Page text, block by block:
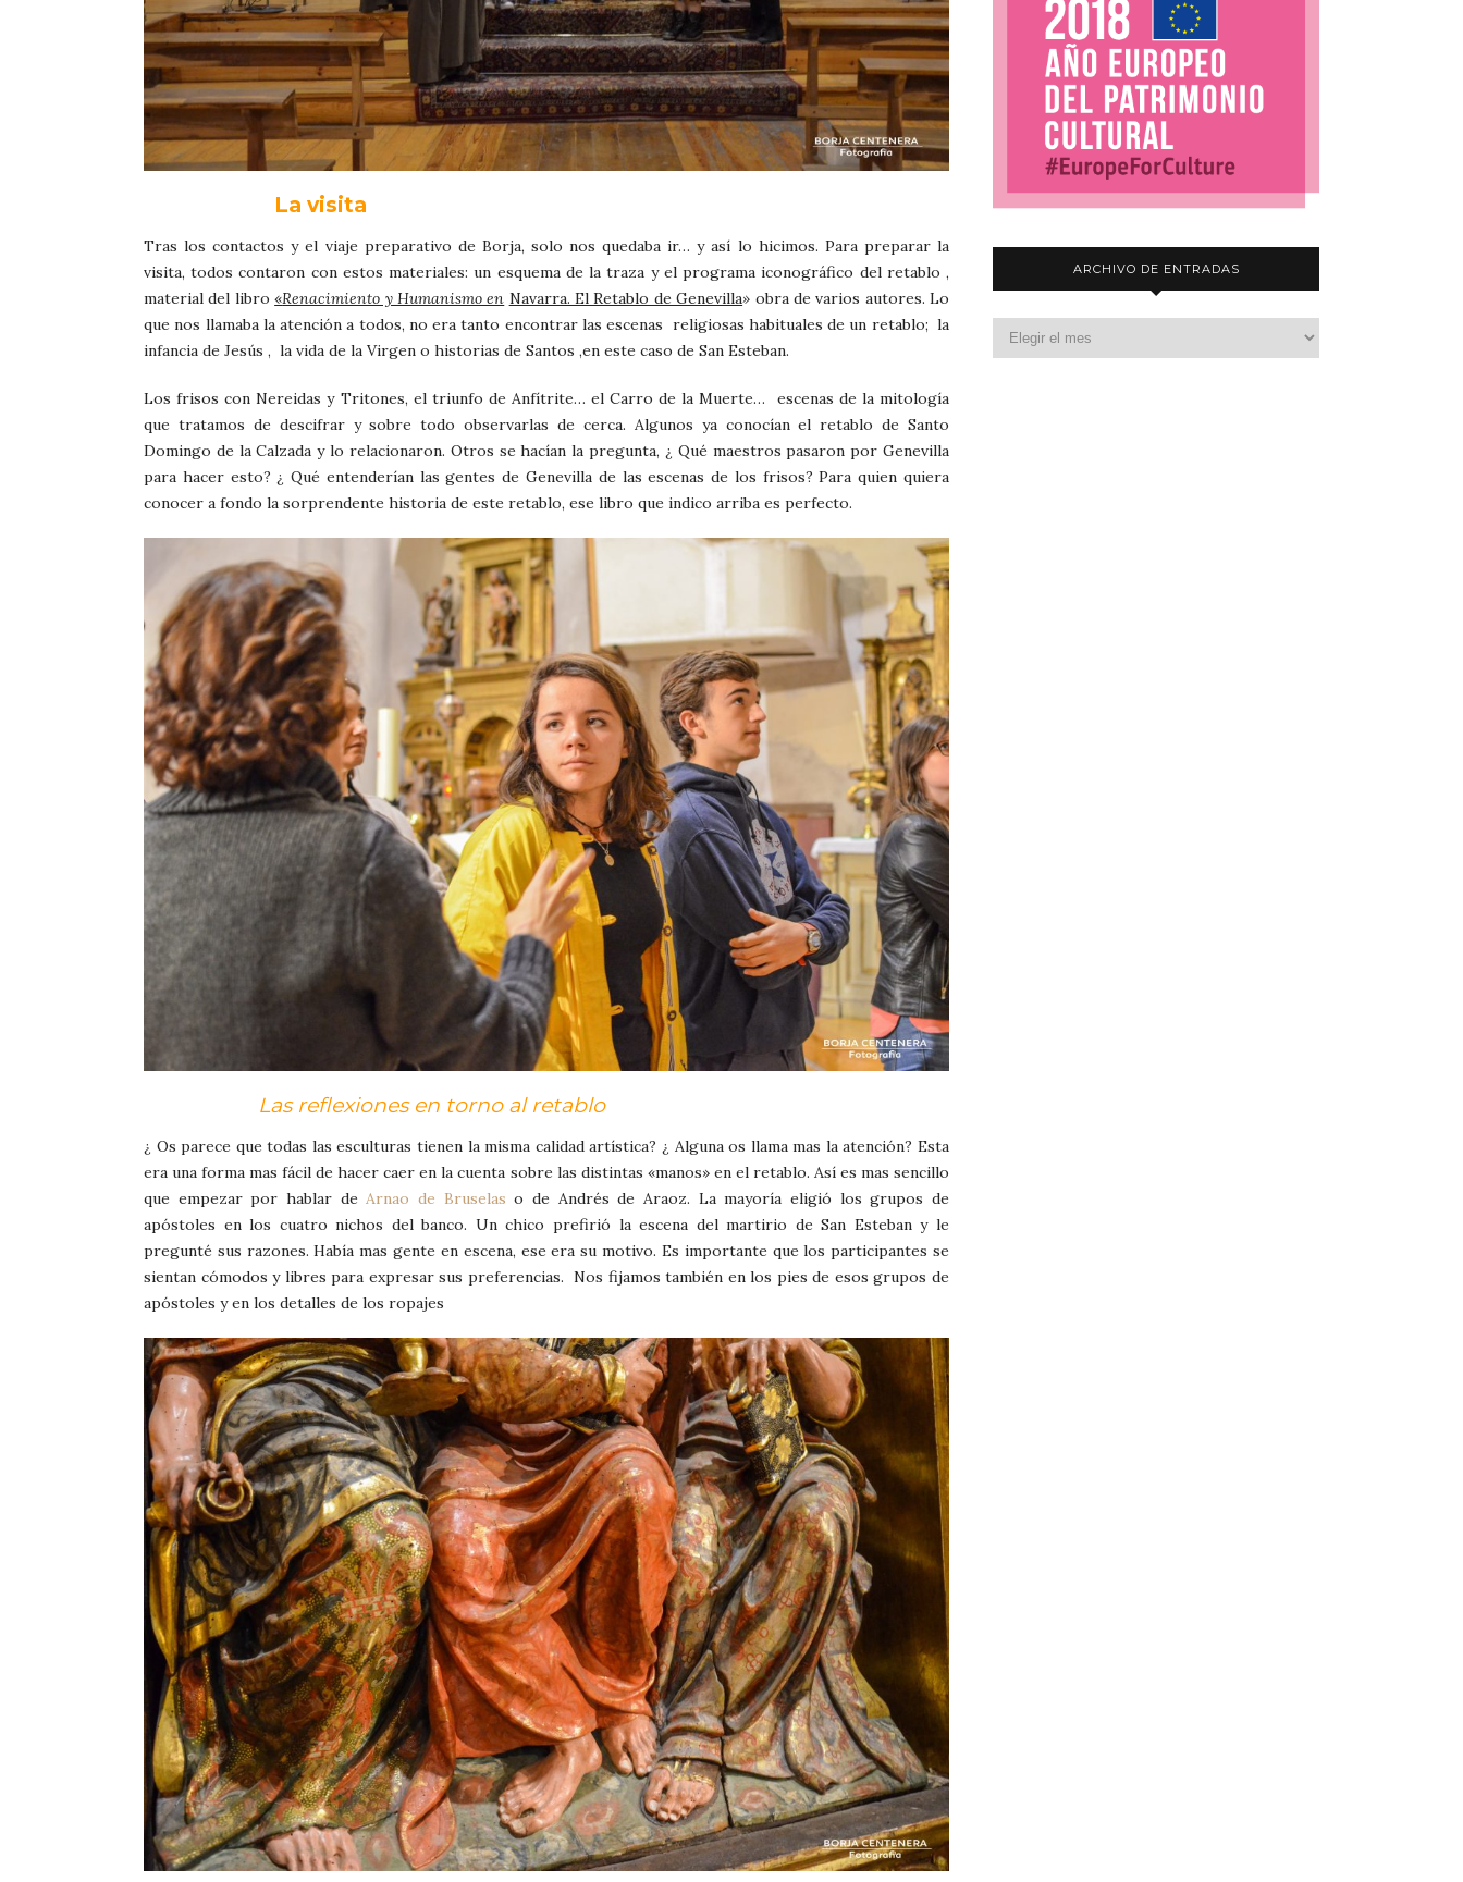
La visita
Tras los contactos y el viaje preparativo de Borja, solo nos quedaba ir… y así lo hicimos. Para preparar la
visita, todos contaron con estos materiales: un esquema de la traza y el programa iconográfico del retablo ,
material del libro«Renacimiento y Humanismo en Navarra. El Retablo de Genevilla» obra de varios autores. Lo
que nos llamaba la atención a todos, no era tanto encontrar las escenas religiosas habituales de un retablo; la
infancia de Jesús , la vida de la Virgen o historias de Santos ,en este caso de San Esteban.
Los frisos con Nereidas y Tritones, el triunfo de Anfítrite… el Carro de la Muerte… escenas de la mitología
que tratamos de descifrar y sobre todo observarlas de cerca. Algunos ya conocían el retablo de Santo
Domingo de la Calzada y lo relacionaron. Otros se hacían la pregunta, ¿ Qué maestros pasaron por Genevilla
para hacer esto? ¿ Qué entenderían las gentes de Genevilla de las escenas de los frisos? Para quien quiera
conocer a fondo la sorprendente historia de este retablo, ese libro que indico arriba es perfecto.
Las reflexiones en torno al retablo
¿ Os parece que todas las esculturas tienen la misma calidad artística? ¿ Alguna os llama mas la atención? Esta
era una forma mas fácil de hacer caer en la cuenta sobre las distintas «manos» en el retablo. Así es mas sencillo
que empezar por hablar deArnao de Bruselas o de Andrés de Araoz. La mayoría eligió los grupos de
apóstoles en los cuatro nichos del banco. Un chico prefirió la escena del martirio de San Esteban y le
pregunté sus razones. Había mas gente en escena, ese era su motivo. Es importante que los participantes se
sientan cómodos y libres para expresar sus preferencias. Nos fijamos también en los pies de esos grupos de
apóstoles y en los detalles de los ropajes
ARCHIVO DE ENTRADAS